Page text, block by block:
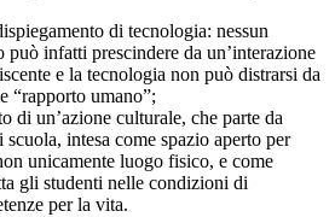
di tecnologia: nessun
può infatti prescindere da un’interazione
e la tecnologia non può distrarsi da
“rapporto umano”;
di un’azione culturale, che parte da
scuola, intesa come spazio aperto per
unicamente luogo fisico, e come
gli studenti nelle condizioni di
per la vita.